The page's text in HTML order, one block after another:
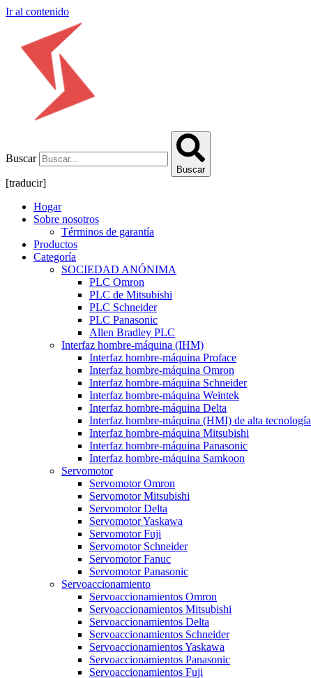
Ir al contenido
Buscar
Buscar
[traducir]
Hogar
Sobre nosotros
Términos de garantía
Productos
Categoría
SOCIEDAD ANÓNIMA
PLC Omron
PLC de Mitsubishi
PLC Schneider
PLC Panasonic
Allen Bradley PLC
Interfaz hombre-máquina (IHM)
Interfaz hombre-máquina Proface
Interfaz hombre-máquina Omron
Interfaz hombre-máquina Schneider
Interfaz hombre-máquina Weintek
Interfaz hombre-máquina Delta
Interfaz hombre-máquina (HMI) de alta tecnología
Interfaz hombre-máquina Mitsubishi
Interfaz hombre-máquina Panasonic
Interfaz hombre-máquina Samkoon
Servomotor
Servomotor Omron
Servomotor Mitsubishi
Servomotor Delta
Servomotor Yaskawa
Servomotor Fuji
Servomotor Schneider
Servomotor Fanuc
Servomotor Panasonic
Servoaccionamiento
Servoaccionamientos Omron
Servoaccionamientos Mitsubishi
Servoaccionamientos Delta
Servoaccionamientos Schneider
Servoaccionamientos Yaskawa
Servoaccionamientos Panasonic
Servoaccionamientos Fuji